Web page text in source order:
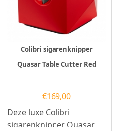
Colibri sigarenknipper
Quasar Table Cutter Red
€169,00
Deze luxe Colibri
sigarenknipper Quasar